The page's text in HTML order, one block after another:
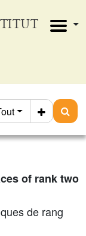
of rank two
de rang